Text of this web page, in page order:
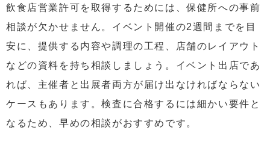
飲食店営業許可を取得するためには、保健所への事前
相談が欠かせません。イベント開催の2週間までを目
安に、提供する内容や調理の工程、店舗のレイアウト
などの資料を持ち相談しましょう。イベント出店であ
れば、主催者と出展者両方が届け出なければならない
ケースもあります。検査に合格するには細かい要件と
なるため、早めの相談がおすすめです。